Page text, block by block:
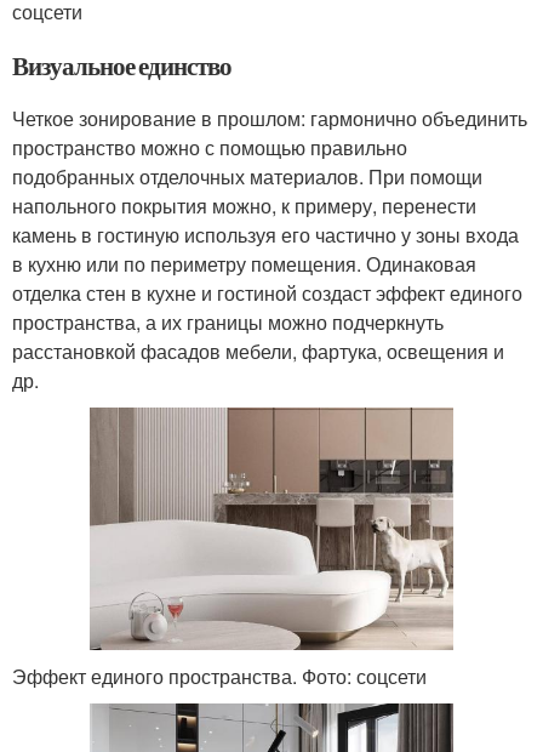
соцсети
Визуальное единство
Четкое зонирование в прошлом: гармонично объединить
пространство можно с помощью правильно
подобранных отделочных материалов. При помощи
напольного покрытия можно, к примеру, перенести
камень в гостиную используя его частично у зоны входа
в кухню или по периметру помещения. Одинаковая
отделка стен в кухне и гостиной создаст эффект единого
пространства, а их границы можно подчеркнуть
расстановкой фасадов мебели, фартука, освещения и
др.
Эффект единого пространства. Фото: соцсети